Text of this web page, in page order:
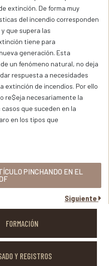
extinción. De forma muy
del incendio corresponden
que supera las
tiene para
generación. Esta
un fenómeno natural, no deja
respuesta a necesidades
extinción de incendios. Por ello
re$eja necesariamente la
que suceden en la
en los tipos que
PINCHANDO EN EL
Siguiente
FORMACIÓN
Y REGISTROS